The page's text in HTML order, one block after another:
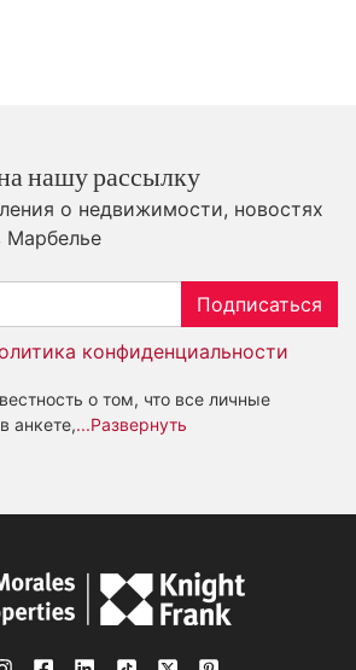
нашу рассылку
о недвижимости, новостях
Марбелье
Подписаться
конфиденциальности
о том, что все личные
анкете,...Развернуть